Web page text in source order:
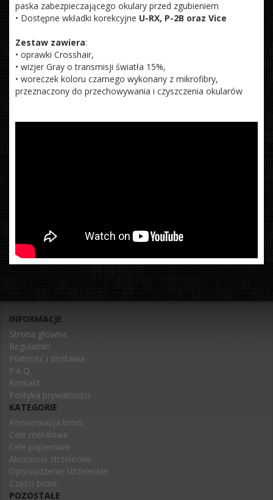
paska zabezpieczającego okulary przed zgubieniem
• Dostępne wkładki korekcyjne U-RX, P-2B oraz Vice
Zestaw zawiera:
• oprawki Crosshair,
• wizjer Gray o transmisji światła 15%,
• woreczek koloru czarnego wykonany z mikrofibry,
przeznaczony do przechowywania i czyszczenia okularów
INFORMACJE
Strona główna
Regulamin
Płatność i dostawa
F.A.Q.
Kontakt
Polityka prywatności
KATEGORIE
Konserwacja broni
Cele metalowe
Cele papierowe
Akcesoria strzeleckie
Oporządzenie strzeleckie
Części broni
POZOSTAŁE